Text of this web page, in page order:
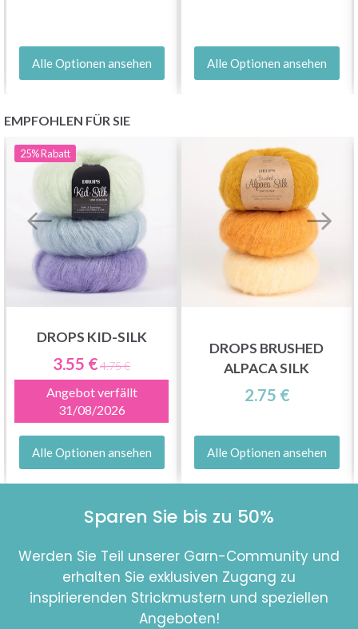
Alle Optionen ansehen Alle Optionen ansehen
EMPFOHLEN FÜR SIE
25%Rabatt
DROPS KID-SILK
3.55 €4.75 €
Angebot verfällt
31/08/2026
Alle Optionen ansehen
DROPS BRUSHED
ALPACA SILK
2.75 €
Alle Optionen ansehen
Sparen Sie bis zu 50%
Werden Sie Teil unserer Garn-Community und
erhalten Sie exklusiven Zugang zu
inspirierenden Strickmustern und speziellen
Angeboten!